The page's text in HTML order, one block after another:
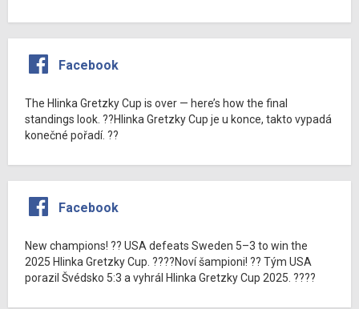
Facebook
The Hlinka Gretzky Cup is over — here’s how the final
standings look. ??Hlinka Gretzky Cup je u konce, takto vypadá
konečné pořadí. ??
Facebook
New champions! ?? USA defeats Sweden 5–3 to win the
2025 Hlinka Gretzky Cup. ????Noví šampioni! ?? Tým USA
porazil Švédsko 5:3 a vyhrál Hlinka Gretzky Cup 2025. ????